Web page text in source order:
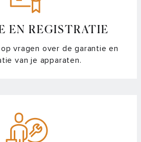
EN REGISTRATIE
vragen over de garantie en
van je apparaten.